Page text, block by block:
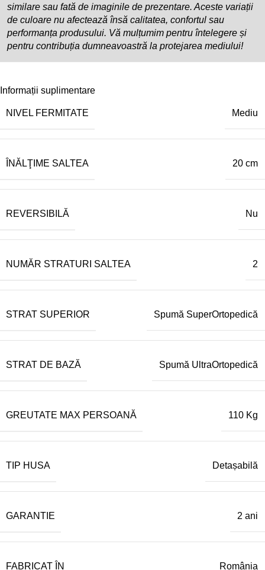
similare sau fată de imaginile de prezentare. Aceste variații
de culoare nu afectează însă calitatea, confortul sau
performanța produsului. Vă mulțumim pentru întelegere și
pentru contribuția dumneavoastră la protejarea mediului!
Informații suplimentare
NIVEL FERMITATE Mediu
ÎNĂLŢIME SALTEA 20 cm
REVERSIBILĂ Nu
NUMĂR STRATURI SALTEA 2
STRAT SUPERIOR Spumă SuperOrtopedică
STRAT DE BAZĂ Spumă UltraOrtopedică
GREUTATE MAX PERSOANĂ 110 Kg
TIP HUSA Detașabilă
GARANTIE 2 ani
FABRICAT ÎN România